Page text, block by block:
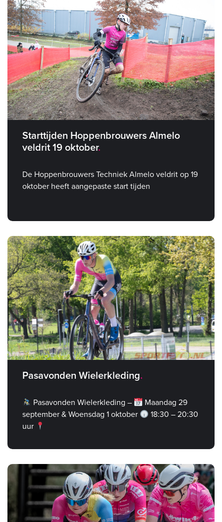
Starttijden Hoppenbrouwers Almelo
veldrit 19 oktober
De Hoppenbrouwers Techniek Almelo veldrit op 19
oktober heeft aangepaste start tijden
Pasavonden Wielerkleding
Pasavonden Wielerkleding –
Maandag 29
september & Woensdag 1 oktober
18:30 – 20:30
uur